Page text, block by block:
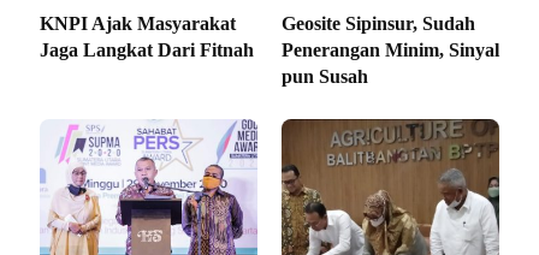
KNPI Ajak Masyarakat
Jaga Langkat Dari Fitnah
Geosite Sipinsur, Sudah
Penerangan Minim, Sinyal
pun Susah